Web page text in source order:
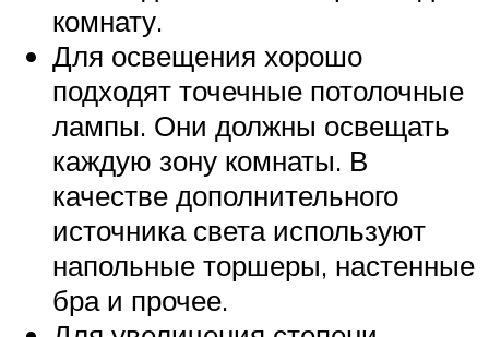
комнату.
Для освещения хорошо
подходят точечные потолочные
лампы. Они должны освещать
каждую зону комнаты. В
качестве дополнительного
источника света используют
напольные торшеры, настенные
бра и прочее.